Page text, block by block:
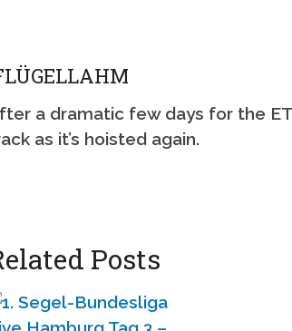
a dramatic few days for the
as it’s hoisted again.
Posts